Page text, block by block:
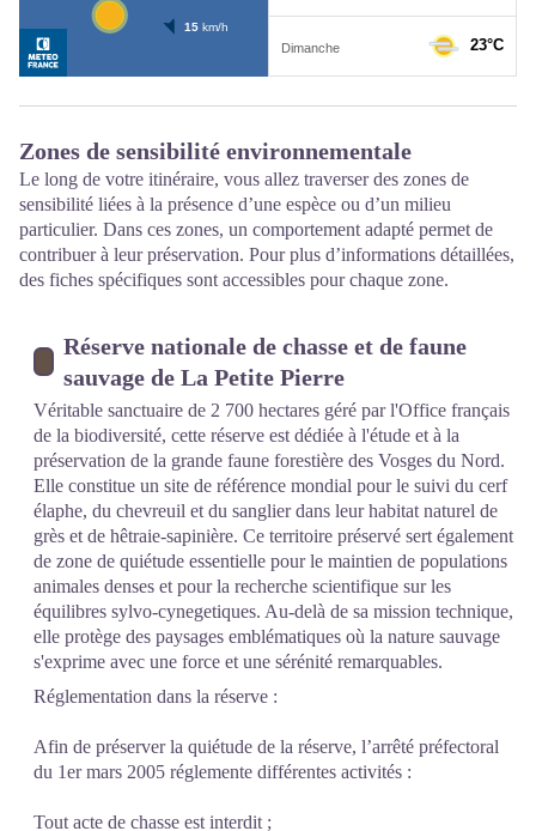
Zones de sensibilité environnementale
Le long de votre itinéraire, vous allez traverser des zones de
sensibilité liées à la présence d’une espèce ou d’un milieu
particulier. Dans ces zones, un comportement adapté permet de
contribuer à leur préservation. Pour plus d’informations détaillées,
des fiches spécifiques sont accessibles pour chaque zone.
Réserve nationale de chasse et de faune
sauvage de La Petite Pierre
Véritable sanctuaire de 2 700 hectares géré par l'Office français
de la biodiversité, cette réserve est dédiée à l'étude et à la
préservation de la grande faune forestière des Vosges du Nord.
Elle constitue un site de référence mondial pour le suivi du cerf
élaphe, du chevreuil et du sanglier dans leur habitat naturel de
grès et de hêtraie-sapinière. Ce territoire préservé sert également
de zone de quiétude essentielle pour le maintien de populations
animales denses et pour la recherche scientifique sur les
équilibres sylvo-cynegetiques. Au-delà de sa mission technique,
elle protège des paysages emblématiques où la nature sauvage
s'exprime avec une force et une sérénité remarquables.
Réglementation dans la réserve :
Afin de préserver la quiétude de la réserve, l’arrêté préfectoral
du 1er mars 2005 réglemente différentes activités :
Tout acte de chasse est interdit ;